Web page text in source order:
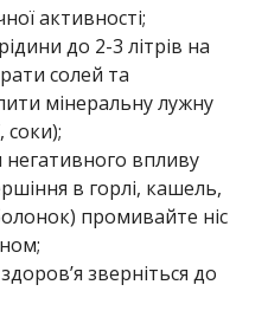
активності;
до 2-3 літрів на
солей та
мінеральну лужну
соки);
впливу
в горлі, кашель,
промивайте ніс
зверніться до